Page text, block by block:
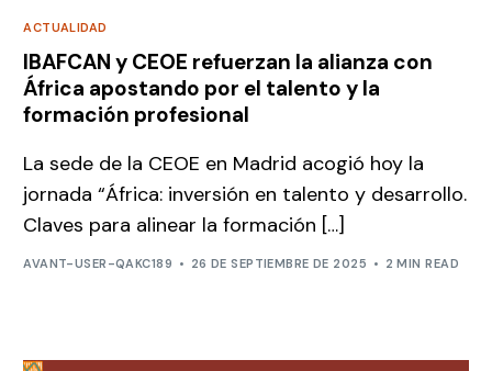
ACTUALIDAD
IBAFCAN y CEOE refuerzan la alianza con
África apostando por el talento y la
formación profesional
La sede de la CEOE en Madrid acogió hoy la
jornada “África: inversión en talento y desarrollo.
Claves para alinear la formación […]
AVANT-USER-QAKC189 26 DE SEPTIEMBRE DE 2025 2 MIN READ